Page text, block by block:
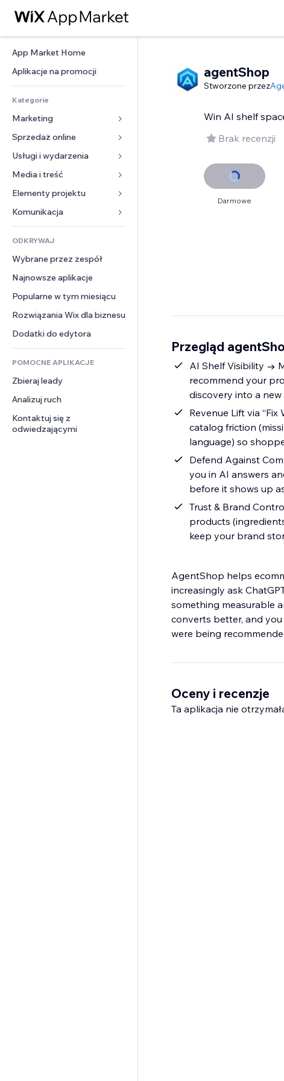
App Market Home
Aplikacje na promocji
Kategorie
Marketing
Reklamy
Smartfon
Analityka
Listy witryn
E-mail
Sprzedaż online
Aplikacje do sklepów
Wysyłka i dostawa
Przyciski sprzedaży
Rachunkowość
Kupony i lojalność
Rozwiązania dla
magazynowania
Dropshipping
Ceny i subskrypcja
Crowdfunding
Żywność i napoje
Usługi i wydarzenia
Hotele
Wydarzenia
Restauracje
Nieruchomości
Rezerwacje
Media i treść
Galeria
Muzyka
Podkasty
Fotografia
Film
PDF
Udostępnianie plików
Wiadomości
Elementy projektu
Mapy i nawigacja
Prywatność i bezpieczeństwo
Zegar
Szablony stron
Efekty obrazu
Przyciski i menu
Banery i odznaki
Kalkulatory
Szukaj
Pogoda
Wykresy i tabele
Formularze
Ankiety
Czat
Komentarze
Telefon
Społeczność
Opinie i polecenia
CRM
ODKRYWAJ
Wybrane przez zespół
Najnowsze aplikacje
Popularne w tym miesiącu
Rozwiązania Wix dla biznesu
Dodatki do edytora
POMOCNE APLIKACJE
Zbieraj leady
Analizuj ruch
Kontaktuj się z
odwiedzającymi
agentShop
Stworzone przez
Win AI shelf
Brak recenzji
Darmowe
Przegląd
AI Shelf Visibility →
recommend your
discovery into a
Revenue Lift via
catalog friction
language) so
Defend Against
you in AI answers
before it shows up
Trust & Brand
products
keep your brand
AgentShop helps
increasingly ask
something measurable
converts better, and
were being
Oceny i recenzje
Ta aplikacja nie